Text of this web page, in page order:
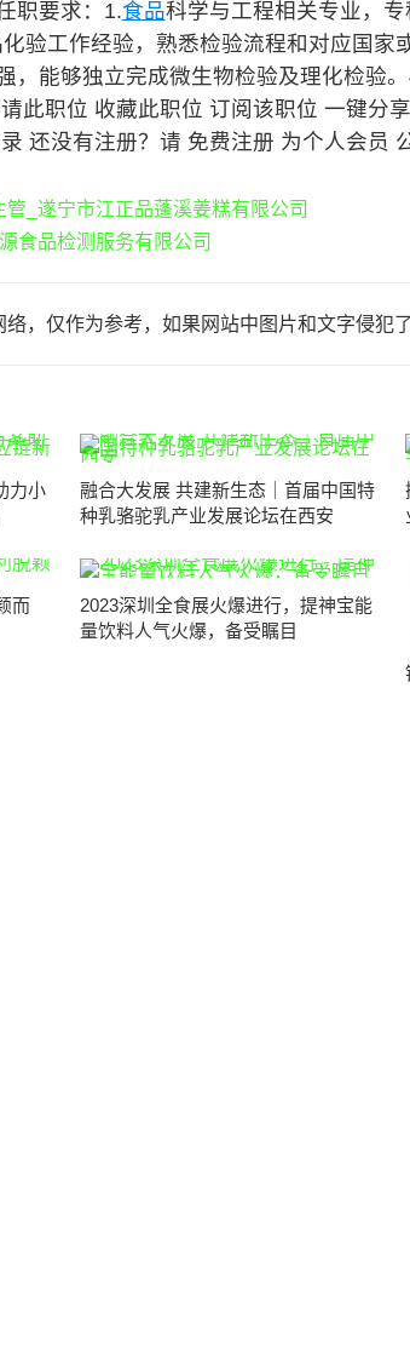
职要求：1.食品科学与工程相关专业，
验工作经验，熟悉检验流程和对应国家
，能够独立完成微生物检验及理化检验
此职位 收藏此职位 订阅该职位 一键分
还没有注册？请 免费注册 为个人会员
_遂宁市江正品蓬溪姜糕有限公司
食品检测服务有限公司
，仅作为参考，如果网站中图片和文字侵犯
力小
融合大发展 共建新生态｜首届中国特
种乳骆驼乳产业发展论坛在西安
而
2023深圳全食展火爆进行，提神宝能
量饮料人气火爆，备受瞩目